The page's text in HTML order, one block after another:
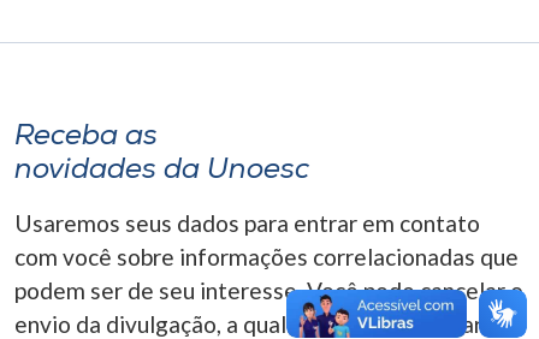
o idioma
A-
Receba as
novidades da Unoesc
Usaremos seus dados para entrar em contato
com você sobre informações correlacionadas que
podem ser de seu interesse. Você pode cancelar o
envio da divulgação, a qualquer momento. Para